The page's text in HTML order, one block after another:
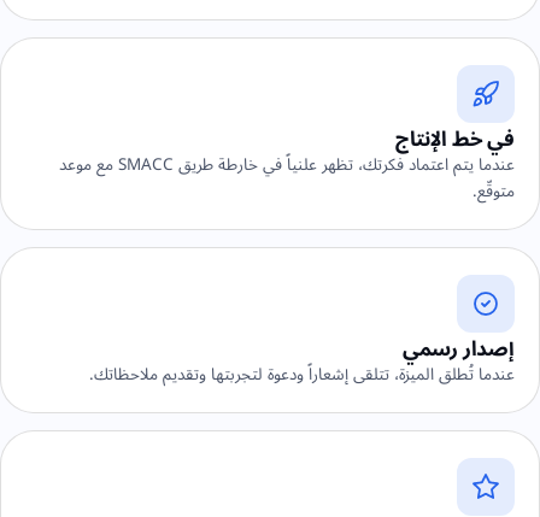
في خط الإنتاج
عندما يتم اعتماد فكرتك، تظهر علنياً في خارطة طريق SMACC مع موعد
متوقّع.
إصدار رسمي
عندما تُطلق الميزة، تتلقى إشعاراً ودعوة لتجربتها وتقديم ملاحظاتك.